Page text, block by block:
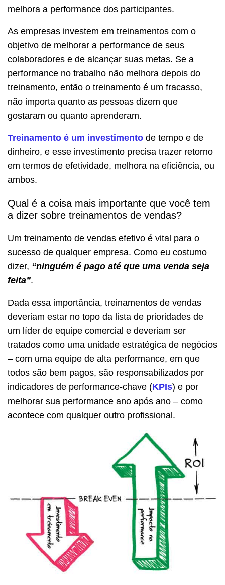
melhora a performance dos participantes.
As empresas investem em treinamentos com o
objetivo de melhorar a performance de seus
colaboradores e de alcançar suas metas. Se a
performance no trabalho não melhora depois do
treinamento, então o treinamento é um fracasso,
não importa quanto as pessoas dizem que
gostaram ou quanto aprenderam.
Treinamento é um investimento de tempo e de
dinheiro, e esse investimento precisa trazer retorno
em termos de efetividade, melhora na eficiência, ou
ambos.
Qual é a coisa mais importante que você tem
a dizer sobre treinamentos de vendas?
Um treinamento de vendas efetivo é vital para o
sucesso de qualquer empresa. Como eu costumo
dizer, “ninguém é pago até que uma venda seja
feita”.
Dada essa importância, treinamentos de vendas
deveriam estar no topo da lista de prioridades de
um líder de equipe comercial e deveriam ser
tratados como uma unidade estratégica de negócios
– com uma equipe de alta performance, em que
todos são bem pagos, são responsabilizados por
indicadores de performance-chave (KPIs) e por
melhorar sua performance ano após ano – como
acontece com qualquer outro profissional.